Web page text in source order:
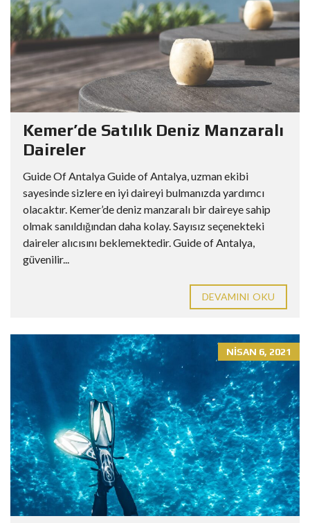
Kemer’de Satılık Deniz Manzaralı
Daireler
Guide Of Antalya Guide of Antalya, uzman ekibi
sayesinde sizlere en iyi daireyi bulmanızda yardımcı
olacaktır. Kemer’de deniz manzaralı bir daireye sahip
olmak sanıldığından daha kolay. Sayısız seçenekteki
daireler alıcısını beklemektedir. Guide of Antalya,
güvenilir...
DEVAMINI OKU
NISAN 6, 2021